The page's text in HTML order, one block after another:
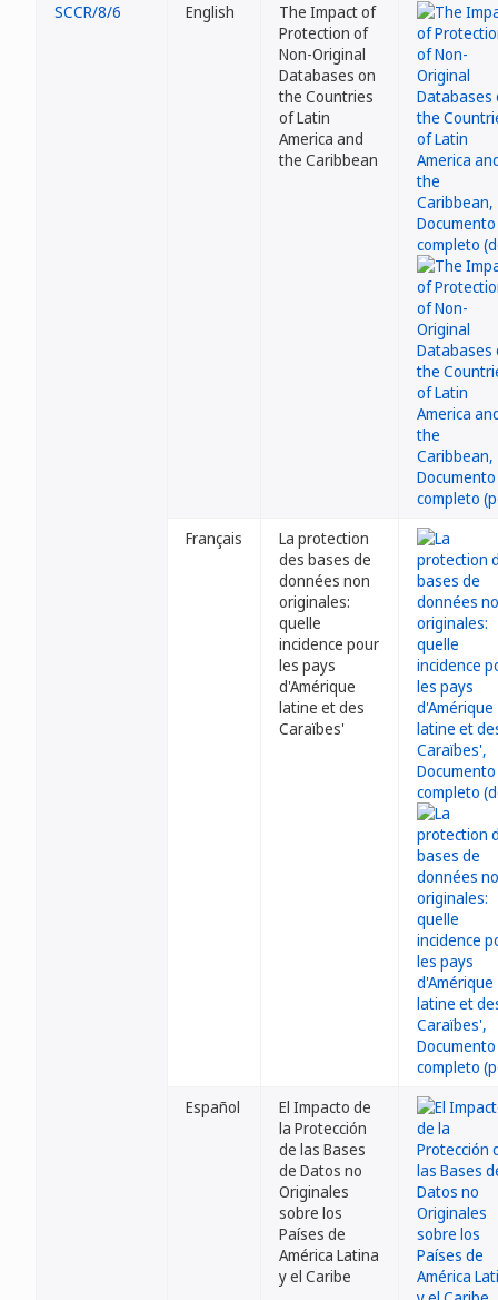
SCCR/8/6 English
The Impact of
Protection of
Non-Original
Databases on
the Countries
of Latin
America and
the Caribbean
Français
La protection
des bases de
données non
originales:
quelle
incidence pour
les pays
d'Amérique
latine et des
Caraïbes'
Español
El Impacto de
la Protección
de las Bases
de Datos no
Originales
sobre los
Países de
América Latina
y el Caribe